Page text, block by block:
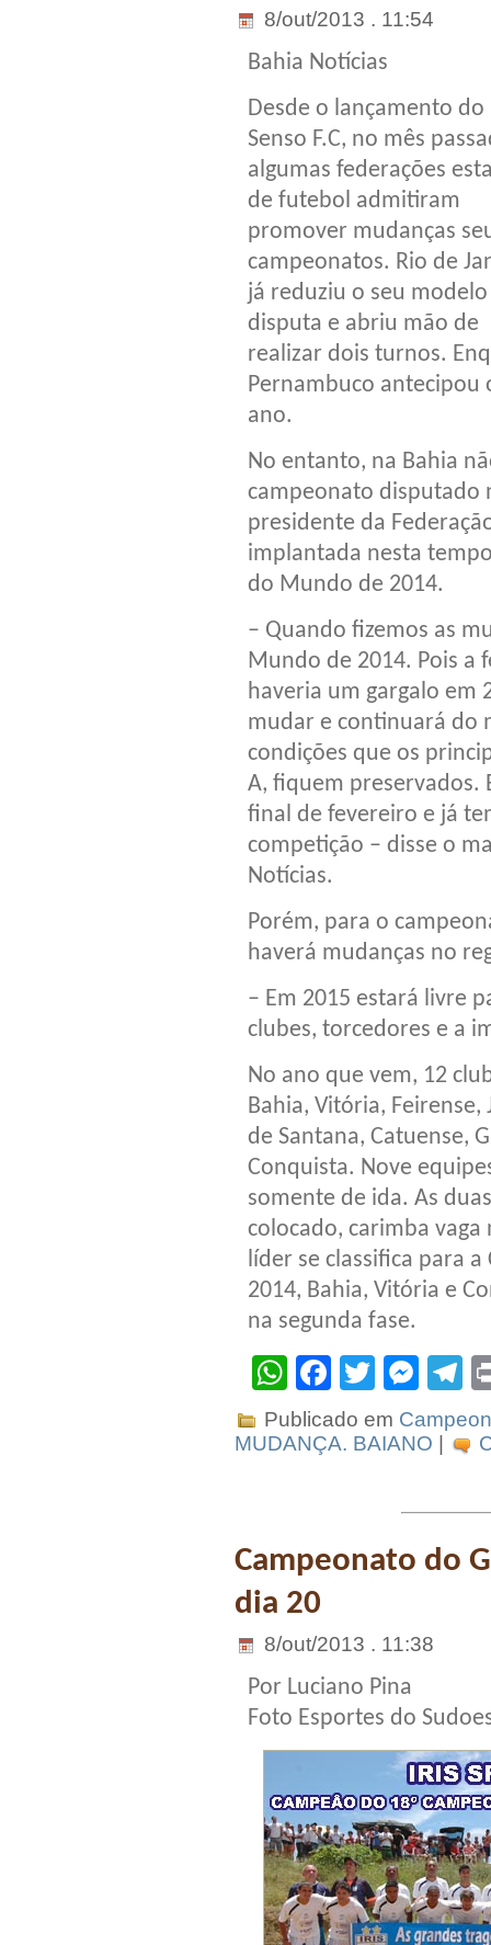
8/out/2013 . 11:54
Bahia Notícias
Desde o lançamento do
Senso F.C, no mês
algumas federações
de futebol admitiram
promover mudanças
campeonatos. Rio de
já reduziu o seu
disputa e abriu mão de
realizar dois turnos.
Pernambuco
ano.
No entanto, na Bahia
campeonato disputado
presidente da
implantada nesta
do Mundo de 2014.
– Quando fizemos as
Mundo de 2014. Pois a
haveria um gargalo em
mudar e continuará do
condições que os
A, fiquem preservados.
final de fevereiro e já
competição – disse o
Notícias.
Porém, para o
haverá mudanças no
– Em 2015 estará livre
clubes, torcedores e a
No ano que vem, 12
Bahia, Vitória, Feirense,
de Santana, Catuense,
Conquista. Nove
somente de ida. As
colocado, carimba
líder se classifica para
2014, Bahia, Vitória e
na segunda fase.
WhatsApp
Facebook
Twitter
Publicado em
MUDANÇA. BAIANO
Campeonato do
dia 20
8/out/2013 . 11:38
Por Luciano Pina
Foto Esportes do